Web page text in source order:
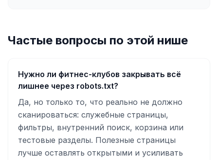
Частые вопросы по этой нише
Нужно ли фитнес-клубов закрывать всё
лишнее через robots.txt?
Да, но только то, что реально не должно
сканироваться: служебные страницы,
фильтры, внутренний поиск, корзина или
тестовые разделы. Полезные страницы
лучше оставлять открытыми и усиливать